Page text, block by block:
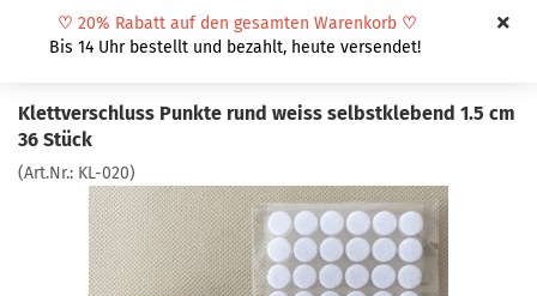
♡ 20% Rabatt auf den gesamten Warenkorb ♡
Bis 14 Uhr bestellt und bezahlt, heute versendet!
Klettverschluss Punkte rund weiss selbstklebend 1.5 cm
36 Stück
(Art.Nr.: KL-020)